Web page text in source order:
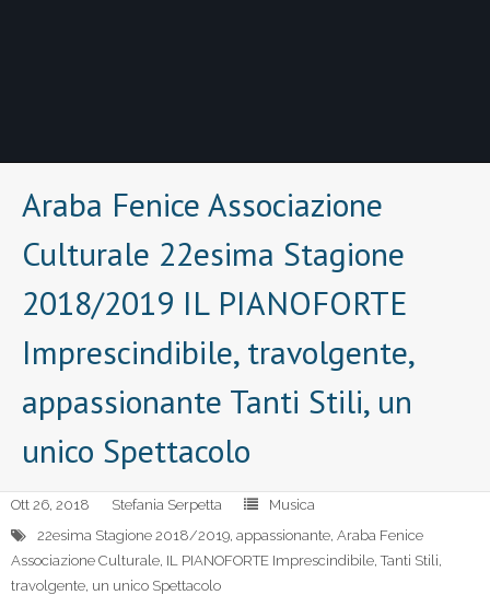
Araba Fenice Associazione
Culturale 22esima Stagione
2018/2019 IL PIANOFORTE
Imprescindibile, travolgente,
appassionante Tanti Stili, un
unico Spettacolo
Ott 26, 2018 Stefania Serpetta
Musica
22esima Stagione 2018/2019, appassionante, Araba Fenice
Associazione Culturale, IL PIANOFORTE Imprescindibile,Tanti Stili,
travolgente, un unico Spettacolo